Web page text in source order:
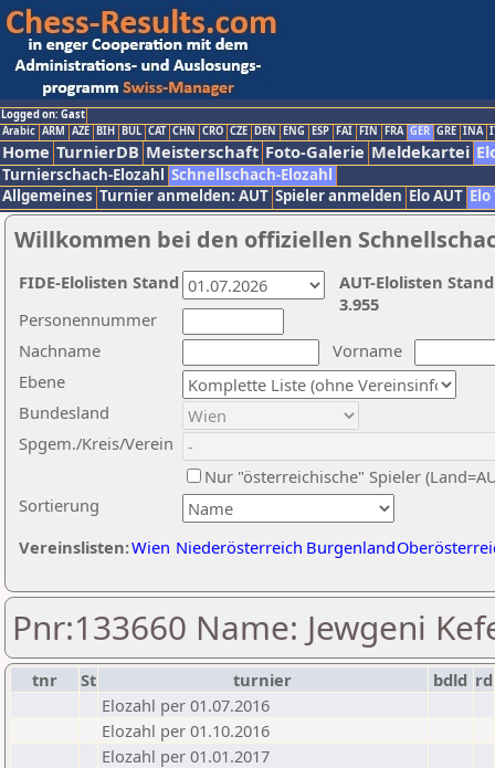
Logged on: Gast
Arabic ARM AZE BIH BUL CAT CHN CRO CZE DEN ENG ESP FAI FIN FRA GER GRE INA
Home TurnierDB Meisterschaft Foto-Galerie Meldekartei
Turnierschach-Elozahl Schnellschach-Elozahl
Allgemeines Turnier anmelden: AUT Spieler anmelden Elo AUT
Willkommen bei den offiziellen
Nachname
Vorname
Ebene
Sortierung
Personennummer
Bundesland
Spgem./Kreis/Verein
Nur "österreichische" Spieler
Vereinslisten:Wien Niederösterreich Burgenland
AUT-Elolisten
3.955
FIDE-Elolisten Stand
Pnr:133660 Name: Jewgeni
tnr St turnier bdld rd
Elozahl per 01.07.2016
Elozahl per 01.10.2016
Elozahl per 01.01.2017